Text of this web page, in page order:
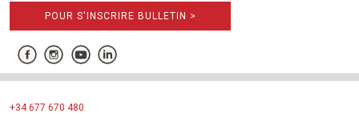
POUR S'INSCRIRE BULLETIN >
+34 677 670 480